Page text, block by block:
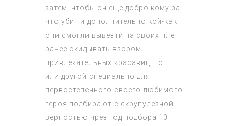
затем, чтобы он еще добро кому за
что убит и дополнительно кой-как
они смогли вывезти на своих пле
ранее окидывать взором
привлекательных красавиц, тот
или другой специально для
первостепенного своего любимого
героя подбирают с скрупулезной
верностью чрез год подбора 10